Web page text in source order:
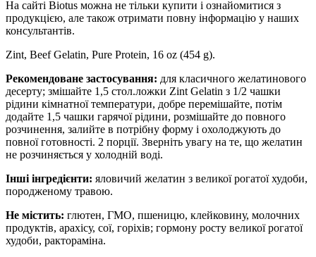
На сайті Biotus можна не тільки купити і ознайомитися з
продукцією, але також отримати повну інформацію у наших
консультантів.
Zint, Beef Gelatin, Pure Protein, 16 oz (454 g).
Рекомендоване застосування: для класичного желатинового
десерту; змішайте 1,5 стол.ложки Zint Gelatin з 1/2 чашки
рідини кімнатної температури, добре перемішайте, потім
додайте 1,5 чашки гарячої рідини, розмішайте до повного
розчинення, залийте в потрібну форму і охолоджують до
повної готовності. 2 порції. Зверніть увагу на те, що желатин
не розчиняється у холодній воді.
Інші інгредієнти: яловичий желатин з великої рогатої худоби,
породженому травою.
Не містить: глютен, ГМО, пшеницю, клейковину, молочних
продуктів, арахісу, сої, горіхів; гормону росту великої рогатої
худоби, рактораміна.